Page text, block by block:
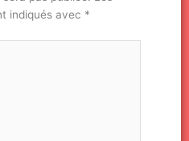
indiqués avec *